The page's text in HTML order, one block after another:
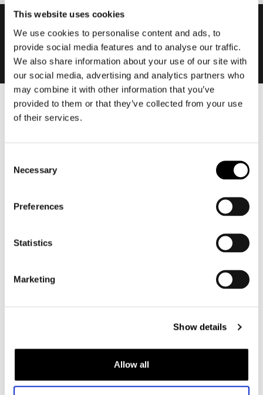
This website uses cookies
We use cookies to personalise content and ads, to
provide social media features and to analyse our traffic.
We also share information about your use of our site with
our social media, advertising and analytics partners who
may combine it with other information that you’ve
provided to them or that they’ve collected from your use
of their services.
Selection
Necessary
Preferences
Statistics
Marketing
Show details
Allow all
Heren
Motorpak heren
Motorhoodie heren
Motorhelm heren
Motorhandschoenen heren